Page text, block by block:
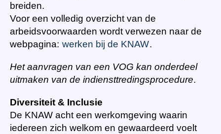
breiden.
Voor een volledig overzicht van de
arbeidsvoorwaarden wordt verwezen naar de
webpagina: werken bij de KNAW.
Het aanvragen van een VOG kan onderdeel
uitmaken van de indiensttredingsprocedure.
Diversiteit & Inclusie
De KNAW acht een werkomgeving waarin
iedereen zich welkom en gewaardeerd voelt